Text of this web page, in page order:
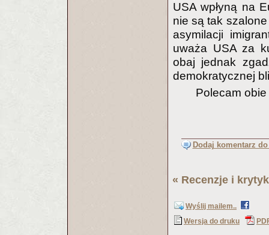
USA wpłyną na
nie są tak
asymilacji
uważa USA za
obaj jednak
demokratycznej
Polecam
Dodaj komentarz
« Recenzje i
Wyślij mailem..
Wersja do druku